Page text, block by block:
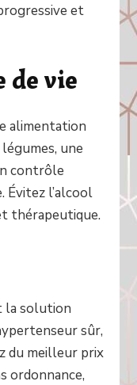
et
de vie
alimentation
une
contrôle
Évitez l’alcool
thérapeutique.
la solution
sûr,
du meilleur prix
ordonnance,